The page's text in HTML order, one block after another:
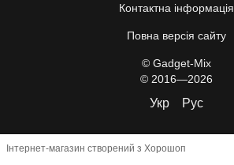
Контактна інформація
Повна версія сайту
© Gadget-Mix
© 2016—2026
Укр Рус
Інтернет-магазин створений з Хорошоп